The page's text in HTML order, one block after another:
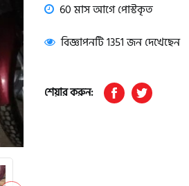
60 মাস আগে পোস্টকৃত
বিজ্ঞাপনটি 1351 জন দেখেছেন
শেয়ার করুন: